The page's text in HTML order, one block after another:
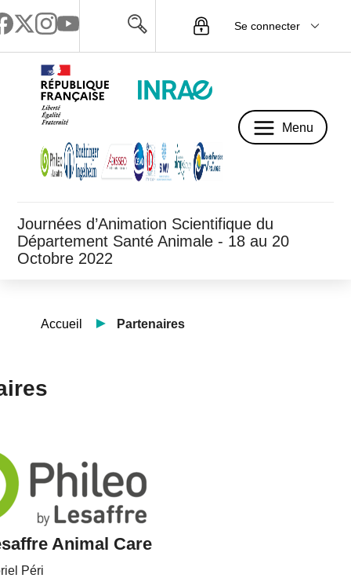
Se connecter
Menu
Journées d’Animation Scientifique du
Département Santé Animale - 18 au 20
Octobre 2022
Accueil Partenaires
Animal Care
Péri